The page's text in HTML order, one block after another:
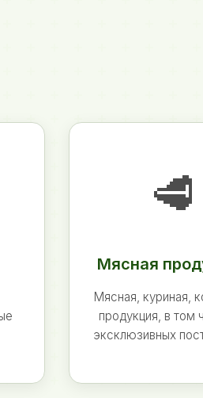
🥩
Мясная
Мясная, куриная,
продукция, в том
эксклюзивных